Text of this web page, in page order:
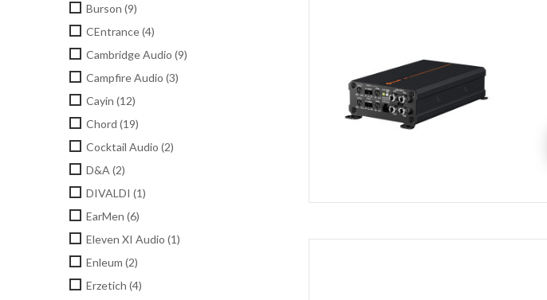
Burson (9)
CEntrance(4)
Cambridge Audio (9)
Campfire Audio (3)
Cayin (12)
Chord (19)
Cocktail Audio (2)
D&A (2)
DIVALDI (1)
EarMen (6)
Eleven XI Audio (1)
Enleum (2)
Erzetich (4)